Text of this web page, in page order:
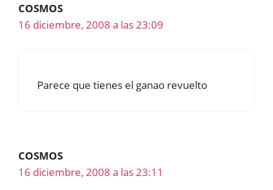
COSMOS
16 diciembre, 2008 a las 23:09
Parece que tienes el ganao revuelto
COSMOS
16 diciembre, 2008 a las 23:11